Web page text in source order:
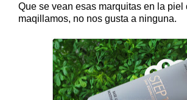
Que se vean esas marquitas en la piel
maqillamos, no nos gusta a ninguna.